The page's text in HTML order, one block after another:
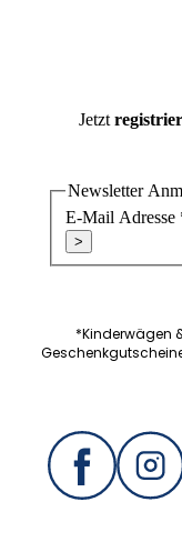
Jetzt
Newsletter
E-Mail Adresse
>
*Kinderwägen